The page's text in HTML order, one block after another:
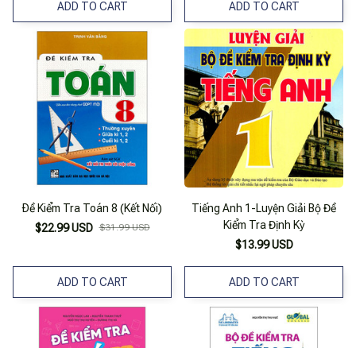
ADD TO CART ADD TO CART
Ðề Kiểm Tra Toán 8 (Kết Nối)
$22.99 USD $31.99 USD
ADD TO CART
Tiếng Anh 1-Luyện Giải Bộ Đề
Kiểm Tra Định Kỳ
$13.99 USD
ADD TO CART